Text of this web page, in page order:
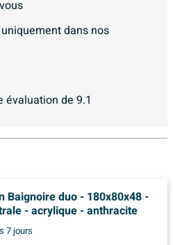
dans nos
évaluation de 9.1
Baignoire duo - 180x80x48 -
- acrylique - anthracite
7 jours